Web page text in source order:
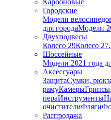
Карбоновые
Городские
Модели
для городаМодели
Двухподвесы
Колесо 29Колесо
Шоссейные
Модели 2021 года
Аксессуары
ЗащитаСумки,
рамуКамеры
пераИнструменты
очистителиФляги
Распродажа